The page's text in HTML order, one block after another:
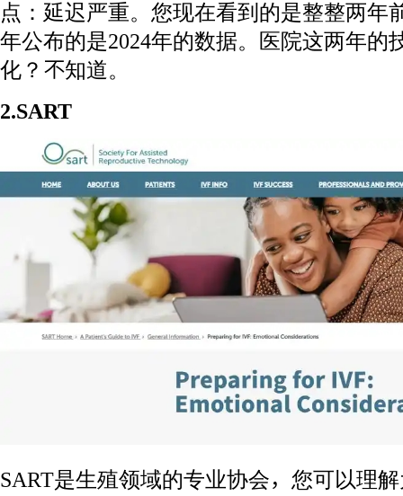
点：延迟严重。您现在看到的是整整两年
年公布的是2024年的数据。医院这两年的
化？不知道。
2.SART
SART是生殖领域的专业协会，您可以理